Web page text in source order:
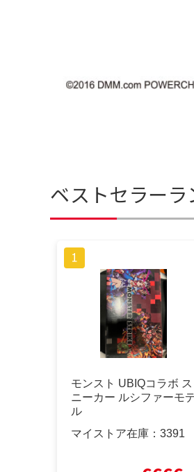
ベストセラー
モンスト UBIQコラボ ス
ニーカー ルシファーモ
ル
マイストア在庫： 3391